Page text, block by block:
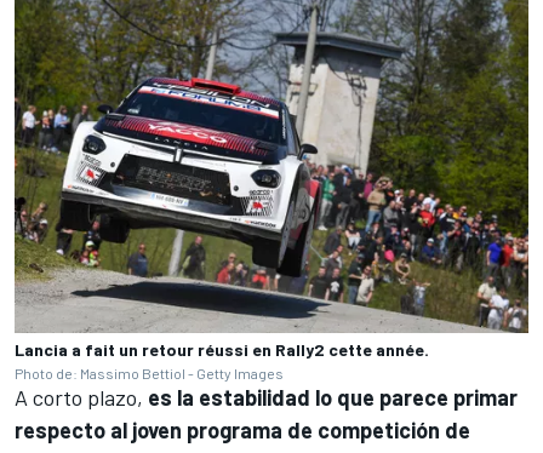
Lancia a fait un retour réussi en Rally2 cette année.
Photo de: Massimo Bettiol - Getty Images
A corto plazo, es la estabilidad lo que parece primar
respecto al joven programa de competición de